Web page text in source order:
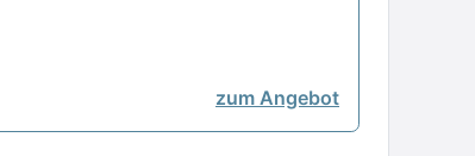
zum Angebot